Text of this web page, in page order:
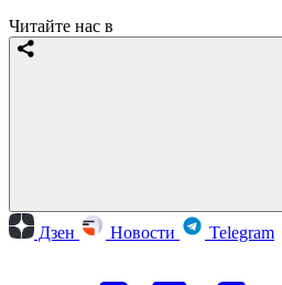
Читайте нас в
Дзен Новости Telegram